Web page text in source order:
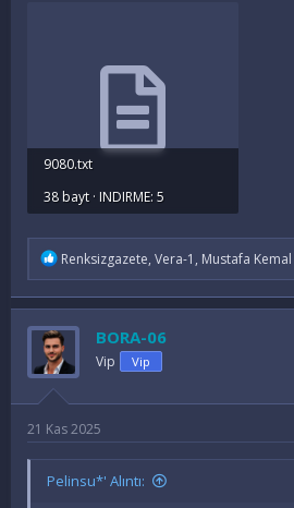
9080.txt
38 bayt · INDIRME: 5
İ
d
e
l
e
r
:
Renksizgazete, Vera-1 , Mustafa Kemal
BORA-06
Vip Vip
21 Kas 2025
Pelinsu*' Alıntı: